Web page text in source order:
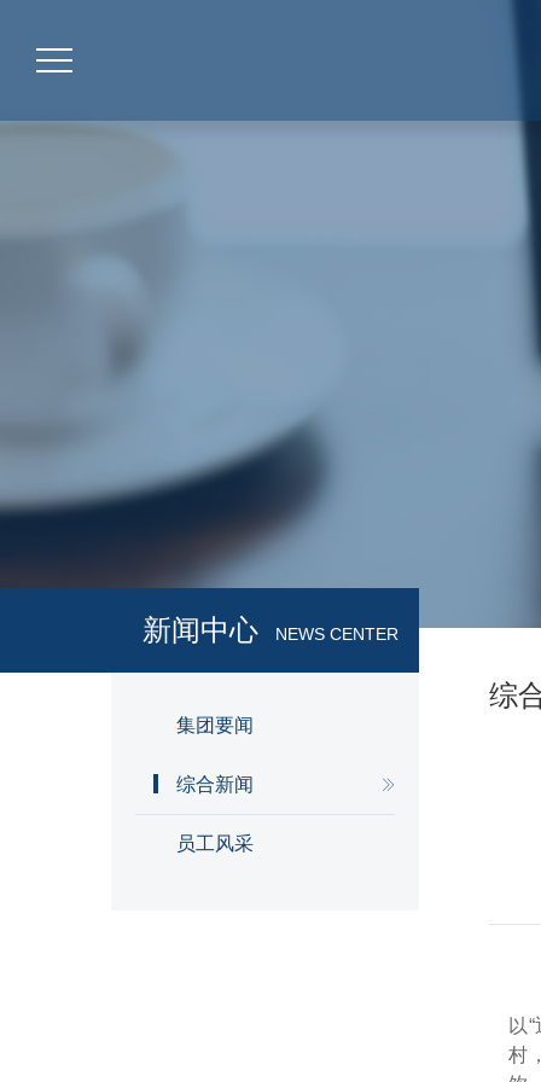
新闻中心 NEWS CENTER
集团要闻
综合新闻
员工风采
综
以
村